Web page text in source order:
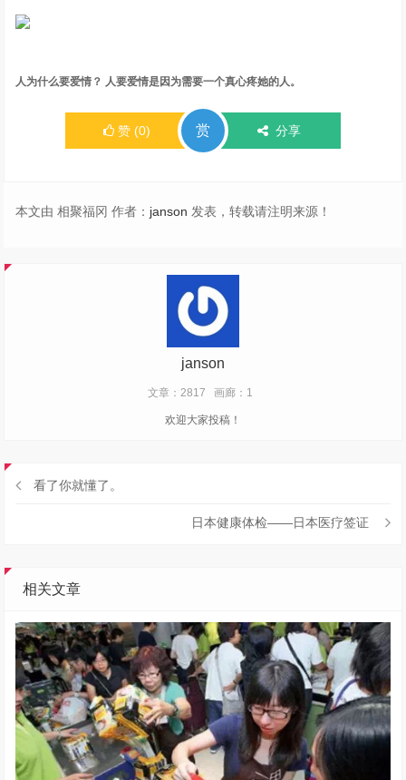
人为什么要爱情？ 人要爱情是因为需要一个真心疼她的人。
赞 (0) 赏 分享
本文由 相聚福冈 作者： janson 发表，转载请注明来源！
janson
文章：2817 画廊：1
欢迎大家投稿！
看了你就懂了。
日本健康体检——日本医疗签证
相关文章